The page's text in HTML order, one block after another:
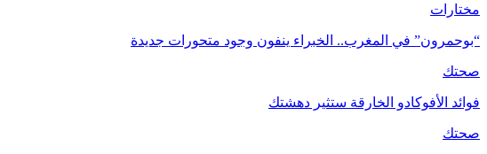
مختارات
“بوحمرون” في المغرب.. الخبراء ينفون وجود متحورات جديدة
صحتك
فوائد الأفوكادو الخارقة ستثير دهشتك
صحتك